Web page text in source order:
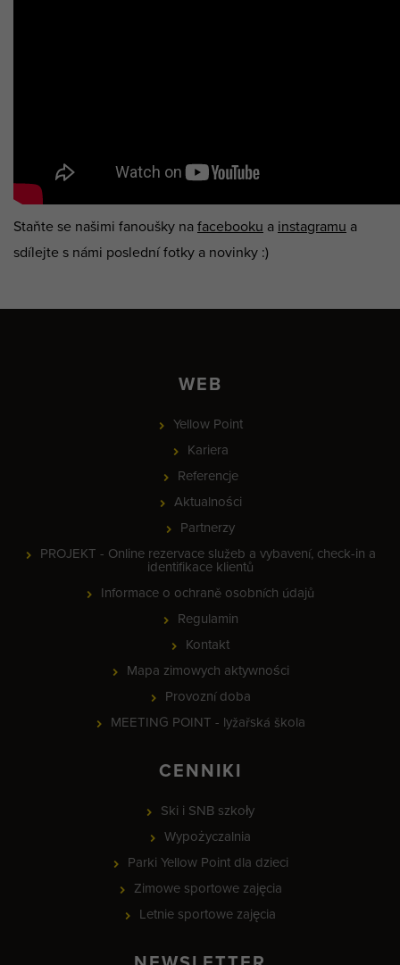
Staňte se našimi fanoušky na facebooku a instagramu a
sdílejte s námi poslední fotky a novinky :)
WEB
Yellow Point
Kariera
Referencje
Aktualności
Partnerzy
PROJEKT - Online rezervace služeb a vybavení, check-in a
identifikace klientů
Informace o ochraně osobních údajů
Regulamin
Kontakt
Mapa zimowych aktywności
Provozní doba
MEETING POINT - lyžařská škola
CENNIKI
Ski i SNB szkoły
Wypożyczalnia
Parki Yellow Point dla dzieci
Zimowe sportowe zajęcia
Letnie sportowe zajęcia